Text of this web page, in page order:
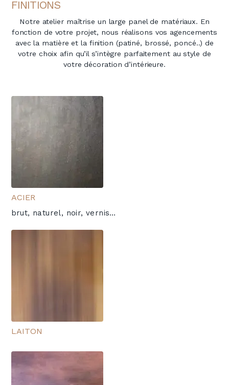
FINITIONS
Notre atelier maîtrise un large panel de matériaux. En
fonction de votre projet, nous réalisons vos agencements
avec la matière et la finition (patiné, brossé, poncé..) de
votre choix afin qu’il s’intègre parfaitement au style de
votre décoration d’intérieure.
ACIER
brut, naturel, noir, vernis…
LAITON